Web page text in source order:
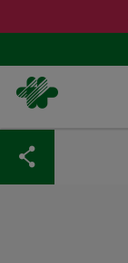
contingut